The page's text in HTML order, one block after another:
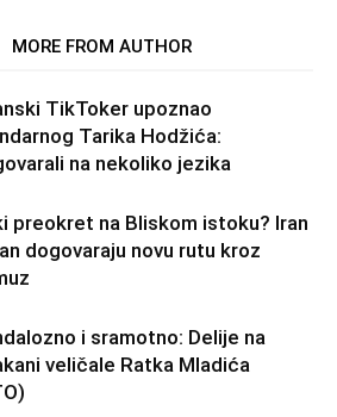
MORE FROM AUTHOR
TikToker upoznao
Tarika Hodžića:
na nekoliko jezika
preokret na Bliskom istoku? Iran
dogovaraju novu rutu kroz
i sramotno: Delije na
veličale Ratka Mladića